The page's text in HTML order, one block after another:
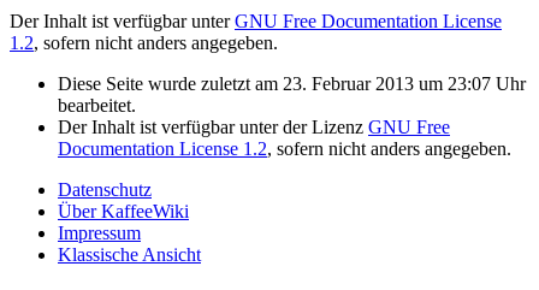
Der Inhalt ist verfügbar unterGNU Free Documentation License
1.2, sofern nicht anders angegeben.
Diese Seite wurde zuletzt am 23. Februar 2013 um 23:07 Uhr
bearbeitet.
Der Inhalt ist verfügbar unter der Lizenz GNU Free
Documentation License 1.2, sofern nicht anders angegeben.
Datenschutz
Über KaffeeWiki
Impressum
Klassische Ansicht